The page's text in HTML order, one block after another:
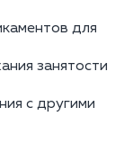
для
занятости
с другими